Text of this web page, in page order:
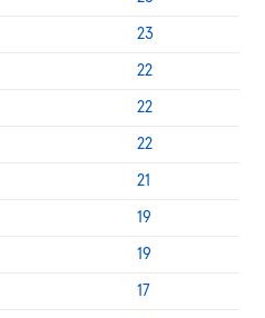
23
22
22
22
21
19
19
17